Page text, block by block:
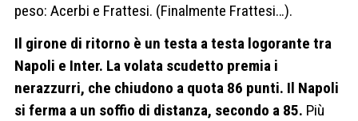
peso: Acerbi e Frattesi. (Finalmente Frattesi…).
Il girone di ritorno è un testa a testa logorante tra
Napoli e Inter. La volata scudetto premia i
nerazzurri, che chiudono a quota 86 punti. Il Napoli
si ferma a un soffio di distanza, secondo a 85. Più